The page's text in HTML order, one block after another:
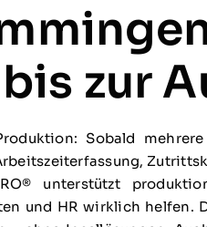
zur
Sobald
unterstützt
und HR wirklich